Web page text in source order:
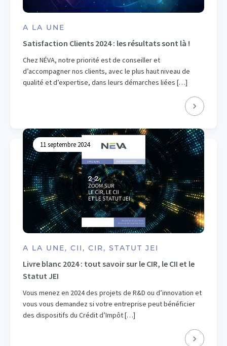
A LA UNE
Satisfaction Clients 2024 : les résultats sont là !
Chez NÉVA, notre priorité est de conseiller et
d’accompagner nos clients, avec le plus haut niveau de
qualité et d’expertise, dans leurs démarches liées […]
11 septembre 2024
A LA UNE, CII, CIR, STATUT JEI
Livre blanc 2024 : tout savoir sur le CIR, le CII et le
Statut JEI
Vous menez en 2024 des projets de R&D ou d’innovation et
vous vous demandez si votre entreprise peut bénéficier
des dispositifs du Crédit d’Impôt […]